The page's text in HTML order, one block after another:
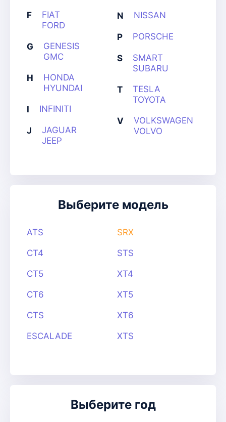
F
FIAT
FORD
G
GENESIS
GMC
H
HONDA
HYUNDAI
I INFINITI
J
JAGUAR
JEEP
N NISSAN
P PORSCHE
S
SMART
SUBARU
T
TESLA
TOYOTA
V
VOLKSWAGEN
VOLVO
Выберите модель
ATS
CT4
CT5
CT6
CTS
ESCALADE
SRX
STS
XT4
XT5
XT6
XTS
Выберите год